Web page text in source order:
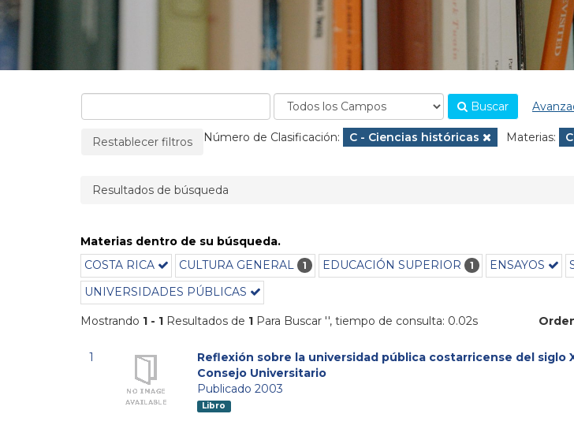
Buscar
La página se recargará cuando se elimine un filtro.
Restablecer filtros Filtros aplicados:
Número de Clasificación: Eliminar filtro
C - Ciencias históricas Materias:
Resultados de búsqueda
Materias dentro de su búsqueda.
COSTA RICA
CULTURA GENERAL 1 EDUCACIÓN SUPERIOR 1 ENSAYOS
UNIVERSIDADES PÚBLICAS
Mostrando 1 - 1 Resultados de 1 Para Buscar '', tiempo de consulta: 0.02s
1
Reflexión sobre la universidad pública costarricense del siglo
Consejo Universitario
Publicado 2003
Libro